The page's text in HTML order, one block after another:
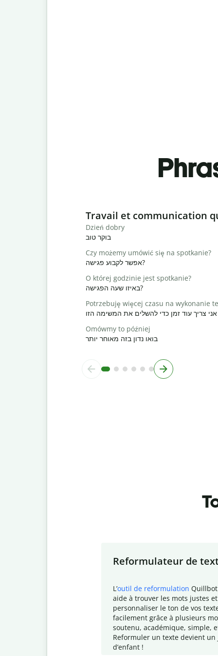
Slide 1 of 6
Travail et communication
Dzień dobry
בוקר טוב
Czy możemy umówić się na spotkanie?
אפשר לקבוע פגישה?
O której godzinie jest spotkanie?
באיזו שעה הפגישה?
Potrzebuję więcej czasu na wykonanie
אני צריך עוד זמן כדי להשלים את המשימה הזו
Omówmy to później
בואו נדון בזה מאוחר יותר
Reformulateur de
L ’outil de reformulation
aide à trouver les mots justes
personnaliser le ton de vos
facilement grâce à plusieurs
soutenu, académique, simple,
Reformuler un texte devient un
d’enfant !